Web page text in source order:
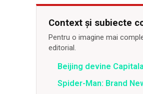
Context și subiecte
Pentru o imagine mai
editorial.
Beijing devine
Spider-Man: Brand